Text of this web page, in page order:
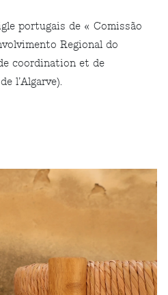
portugais de « Comissão
Regional do
coordination et de
l’Algarve).